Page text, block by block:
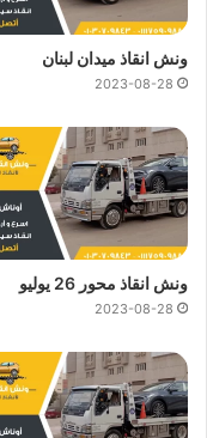
ونش انقاذ ميدان لبنان
2023-08-28
ونش انقاذ محور 26 يوليو
2023-08-28